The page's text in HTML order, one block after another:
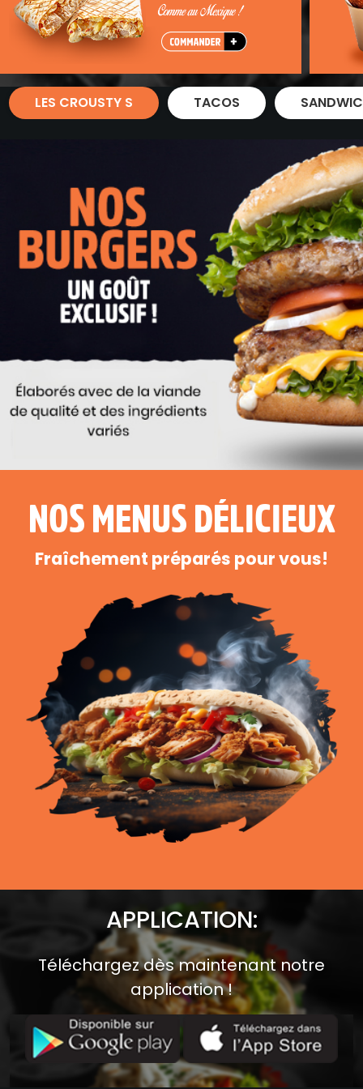
Zones de Livraison
LES CROUSTY S TACOS
NOS MENUS DÉLICIEUX
Fraîchement préparés pour vous!
APPLICATION:
Téléchargez dès maintenant notre
application !